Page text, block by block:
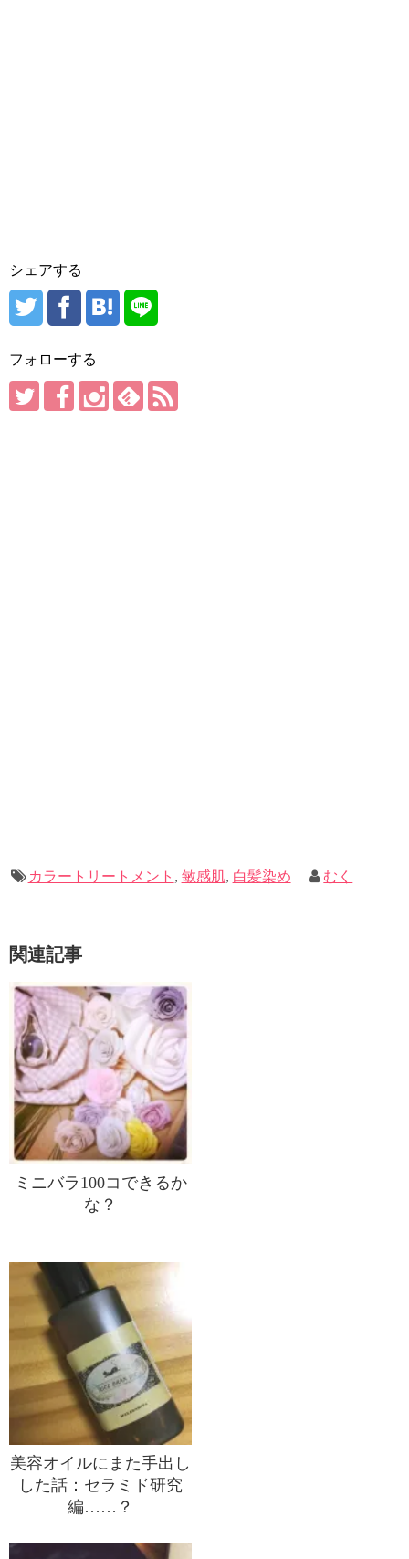
シェアする
フォローする
カラートリートメント , 敏感肌, 白髪染め むく
関連記事
ミニバラ100コできるか
な？
美容オイルにまた手出し
した話：セラミド研究
編……？